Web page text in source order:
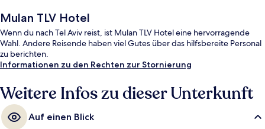
Mulan TLV Hotel
Wenn du nach Tel Aviv reist, ist Mulan TLV Hotel eine hervorragende
Wahl. Andere Reisende haben viel Gutes über das hilfsbereite Personal
zu berichten.
Informationen zu den Rechten zur Stornierung
Weitere Infos zu dieser Unterkunft
Auf einen Blick